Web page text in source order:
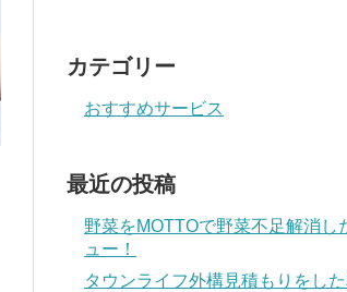
カテゴリー
おすすめサービス
最近の投稿
野菜をMOTTOで野菜不足解消し
ュー！
タウンライフ外構見積もりをした